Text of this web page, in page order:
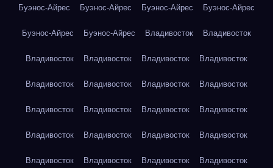
Буэнос-Айрес Буэнос-Айрес Буэнос-Айрес Буэнос-Айрес
Буэнос-Айрес Буэнос-Айрес Владивосток Владивосток
Владивосток Владивосток Владивосток Владивосток
Владивосток Владивосток Владивосток Владивосток
Владивосток Владивосток Владивосток Владивосток
Владивосток Владивосток Владивосток Владивосток
Владивосток Владивосток Владивосток Владивосток